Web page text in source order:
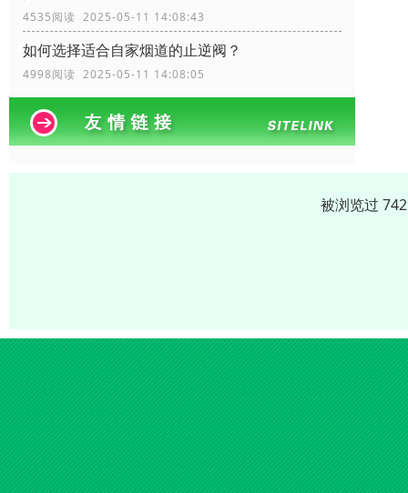
4535阅读 2025-05-11 14:08:43
如何选择适合自家烟道的止逆阀？
4998阅读 2025-05-11 14:08:05
被浏览过